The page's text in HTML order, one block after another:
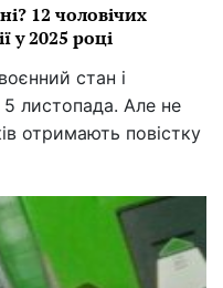
12 чоловічих
у 2025 році
стан і
листопада. Але не
отримають повістку